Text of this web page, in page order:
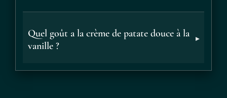
Quel goût a la crème de patate douce à la
vanille ?